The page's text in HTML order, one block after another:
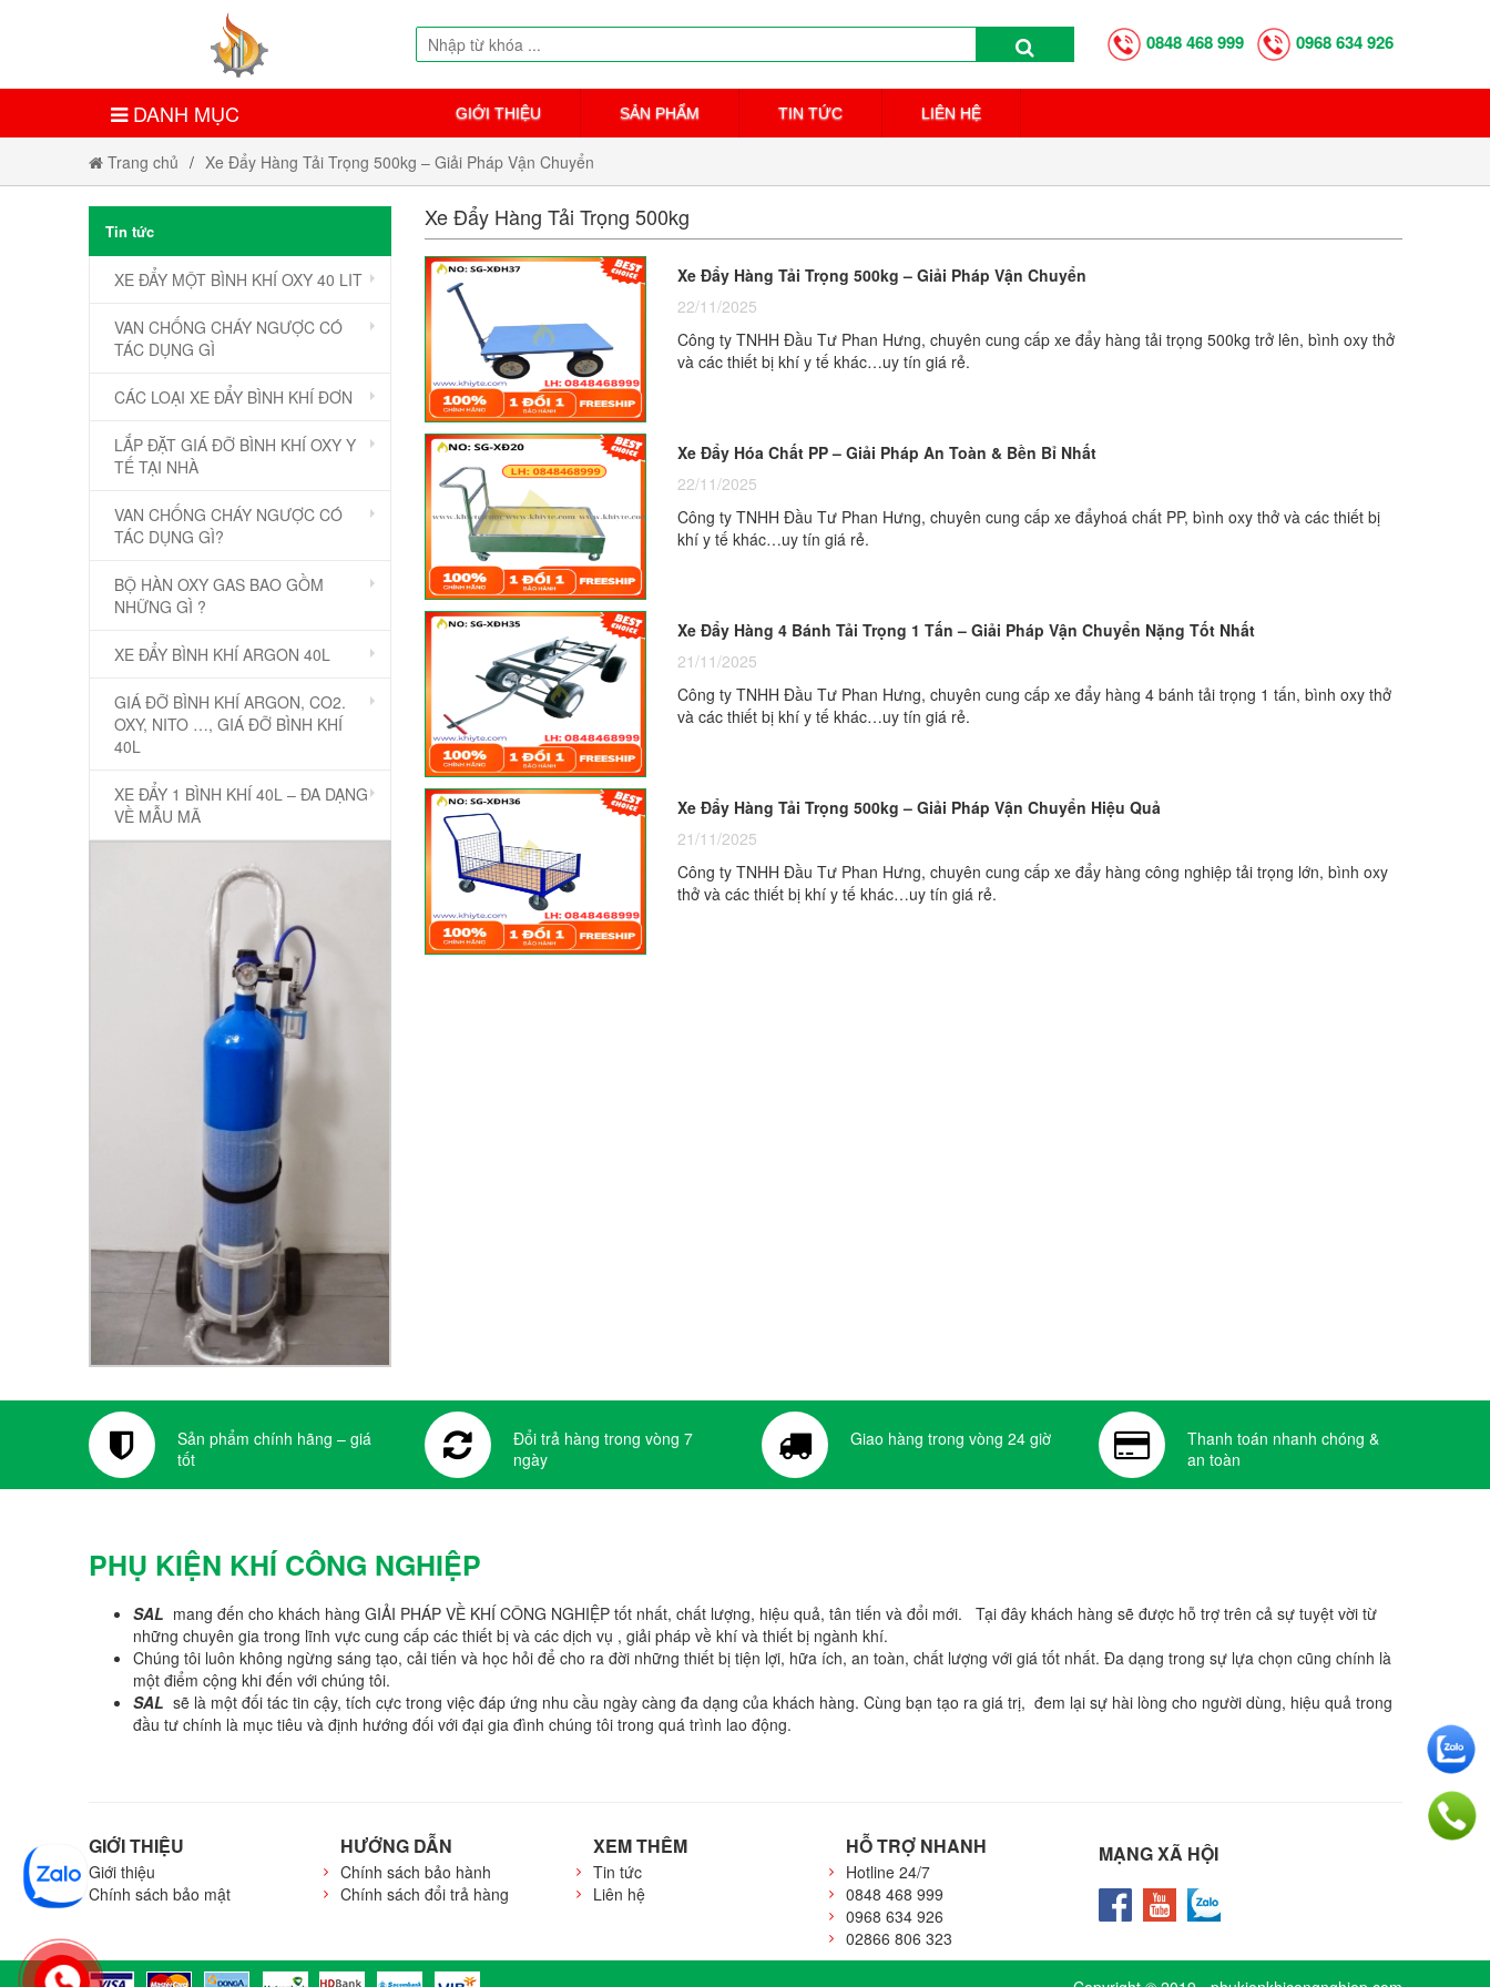
0848 468 999 0968 634 926
DANH MỤC GIỚI THIỆU SẢN PHẨM TIN TỨC LIÊN HỆ
Trang chủ Xe Đẩy Hàng Tải Trọng 500kg – Giải Pháp Vận Chuyển
Tin tức
XE ĐẨY MỘT BÌNH KHÍ OXY 40 LIT
VAN CHỐNG CHÁY NGƯỢC CÓ
TÁC DỤNG GÌ
CÁC LOẠI XE ĐẨY BÌNH KHÍ ĐƠN
LẮP ĐẶT GIÁ ĐỠ BÌNH KHÍ OXY Y
TẾ TẠI NHÀ
VAN CHỐNG CHÁY NGƯỢC CÓ
TÁC DỤNG GÌ?
BỘ HÀN OXY GAS BAO GỒM
NHỮNG GÌ ?
XE ĐẨY BÌNH KHÍ ARGON 40L
GIÁ ĐỠ BÌNH KHÍ ARGON, CO2.
OXY, NITO …, GIÁ ĐỠ BÌNH KHÍ
40L
XE ĐẨY 1 BÌNH KHÍ 40L – ĐA DẠNG
VỀ MẪU MÃ
Xe Đẩy Hàng Tải Trọng 500kg
Xe Đẩy Hàng Tải Trọng 500kg – Giải Pháp Vận Chuyển
22/11/2025
Công ty TNHH Đầu Tư Phan Hưng, chuyên cung cấp xe đẩy hàng tải trọng 500kg trở lên, bình oxy thở
và các thiết bị khí y tế khác…uy tín giá rẻ.
Xe Đẩy Hóa Chất PP – Giải Pháp An Toàn & Bền Bỉ Nhất
22/11/2025
Công ty TNHH Đầu Tư Phan Hưng, chuyên cung cấp xe đẩyhoá chất PP, bình oxy thở và các thiết bị
khí y tế khác…uy tín giá rẻ.
Xe Đẩy Hàng 4 Bánh Tải Trọng 1 Tấn – Giải Pháp Vận Chuyển Nặng Tốt Nhất
21/11/2025
Công ty TNHH Đầu Tư Phan Hưng, chuyên cung cấp xe đẩy hàng 4 bánh tải trọng 1 tấn, bình oxy thở
và các thiết bị khí y tế khác…uy tín giá rẻ.
Xe Đẩy Hàng Tải Trọng 500kg – Giải Pháp Vận Chuyển Hiệu Quả
21/11/2025
Công ty TNHH Đầu Tư Phan Hưng, chuyên cung cấp xe đẩy hàng công nghiệp tải trọng lớn, bình oxy
thở và các thiết bị khí y tế khác…uy tín giá rẻ.
Sản phẩm chính hãng – giá
tốt
Đổi trả hàng trong vòng 7
ngày
Giao hàng trong vòng 24 giờ
Thanh toán nhanh chóng &
an toàn
PHỤ KIỆN KHÍ CÔNG NGHIỆP
SAL mang đến cho khách hàng GIẢI PHÁP VỀ KHÍ CÔNG NGHIỆP tốt nhất, chất lượng, hiệu quả, tân tiến và đổi mới. Tại đây khách hàng sẽ được hỗ trợ trên cả sự tuyệt vời từ
những chuyên gia trong lĩnh vực cung cấp các thiết bị và các dịch vụ , giải pháp về khí và thiết bị ngành khí.
Chúng tôi luôn không ngừng sáng tạo, cải tiến và học hỏi để cho ra đời những thiết bị tiện lợi, hữa ích, an toàn, chất lượng với giá tốt nhất. Đa dạng trong sự lựa chọn cũng chính là
một điểm cộng khi đến với chúng tôi.
SAL sẽ là một đối tác tin cậy, tích cực trong việc đáp ứng nhu cầu ngày càng đa dạng của khách hàng. Cùng bạn tạo ra giá trị, đem lại sự hài lòng cho người dùng, hiệu quả trong
đầu tư chính là mục tiêu và định hướng đối với đại gia đình chúng tôi trong quá trình lao động.
GIỚI THIỆU
Giới thiệu
Chính sách bảo mật
HƯỚNG DẪN
Chính sách bảo hành
Chính sách đổi trả hàng
XEM THÊM
Tin tức
Liên hệ
HỖ TRỢ NHANH
Hotline 24/7
0848 468 999
0968 634 926
02866 806 323
MẠNG XÃ HỘI